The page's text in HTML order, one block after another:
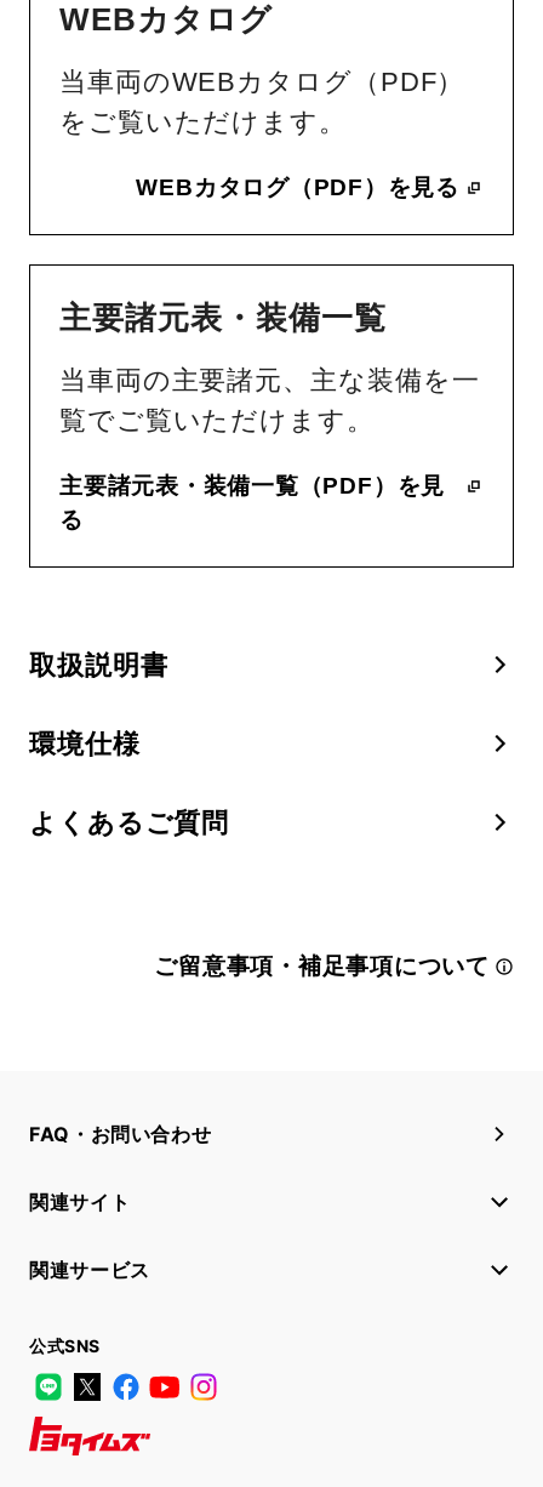
WEBカタログ
当車両のWEBカタログ（PDF）
をご覧いただけます。
WEBカタログ（PDF）を見る
主要諸元表・装備一覧
当車両の主要諸元、主な装備を一
覧でご覧いただけます。
主要諸元表・装備一覧（PDF）を見
る
取扱説明書
環境仕様
よくあるご質問
ご留意事項・補足事項について
FAQ・お問い合わせ
関連サイト
関連サービス
公式SNS
LINE
X FacebookYouTube